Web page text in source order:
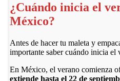
¿Cuándo inicia el
México?
Antes de hacer tu maleta y
importante saber cuándo inicia el
En México, el verano comienza
extiende hasta el 22 de